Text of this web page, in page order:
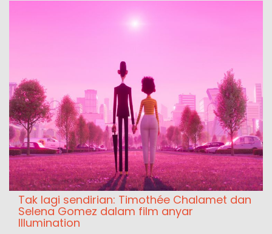
Tak lagi sendirian: Timothée Chalamet dan
Selena Gomez dalam film anyar
Illumination